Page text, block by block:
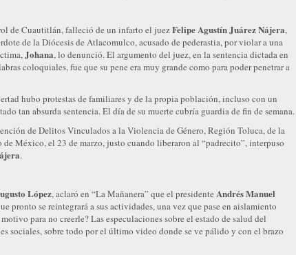
de Cuautitlán, falleció de un infarto el juezFelipe Agustín Juárez Nájera,
de la Diócesis de Atlacomulco, acusado de pederastia, por violar a una
Johana, lo denunció. El argumento del juez, en la sentencia dictada en
coloquiales, fue que su pene era muy grande como para poder penetrar a
hubo protestas de familiares y de la propia población, incluso con un
tan absurda sentencia. El día de su muerte cubría guardia de fin de semana.
de Delitos Vinculados a la Violencia de Género, Región Toluca, de la
de México, el 23 de marzo, justo cuando liberaron al “padrecito”, interpuso
.
López, aclaró en “La Mañanera” que el presidente Andrés Manuel
pronto se reintegrará a sus actividades, una vez que pase en aislamiento
para no creerle? Las especulaciones sobre el estado de salud del
sociales, sobre todo por el último video donde se ve pálido y con el brazo